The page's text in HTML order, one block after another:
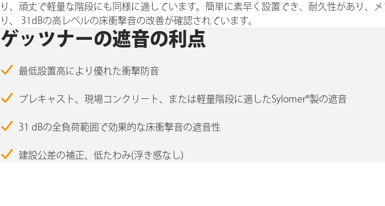
り、頑丈で軽量な階段にも同様に適しています。簡単に素早く設置でき、耐久性があり、
り、 31dBの高レベルの床衝撃音の改善が確認されています。
ゲッツナーの遮音の利点
最低設置高により優れた衝撃防音
プレキャスト、現場コンクリート、または軽量階段に適したSylomer®製の遮音
31 dBの全負荷範囲で効果的な床衝撃音の遮音性
建設公差の補正、低たわみ(浮き感なし)